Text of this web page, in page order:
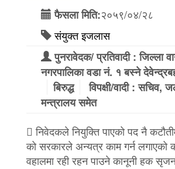
फैसला मिति:२०५९/०४/२८
संयुक्त इजलास
पुनरावेदक/ प्रतिवादी : जिल्ला
नगरपालिका वडा नं. १ बस्ने
बिरुद्ध
विपक्षी/वादी : सचिव,
मन्त्रालय समेत
 निवेदकले नियुक्ति पाएको पद नै
को सरकारले अन्यत्र काम गर्न लगाएको
वहालमा रही रहन पाउने कानूनी हक